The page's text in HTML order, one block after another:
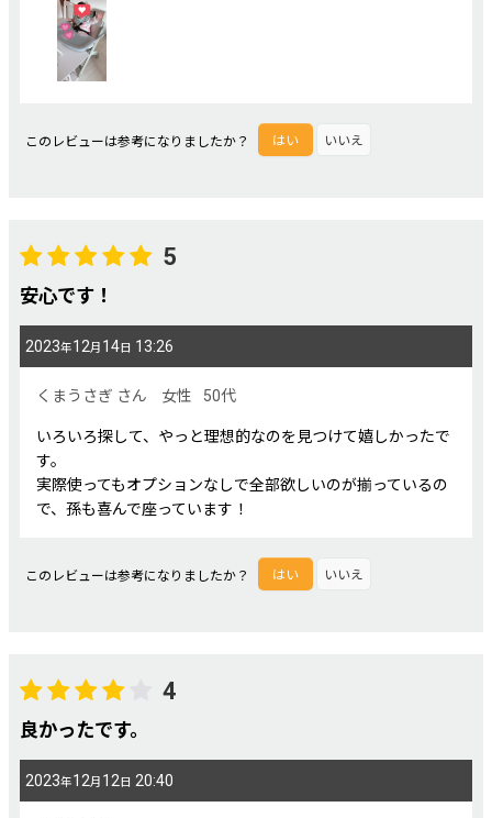
このレビューは参考になりましたか？ はい いいえ
5
安心です！
2023年12月 14日 13:26
くまうさぎ さん 女性 50代
いろいろ探して、やっと理想的なのを見つけて嬉しかったで
す。
実際使ってもオプションなしで全部欲しいのが揃っているの
で、孫も喜んで座っています！
このレビューは参考になりましたか？ はい いいえ
4
良かったです。
2023年12月 12日 20:40